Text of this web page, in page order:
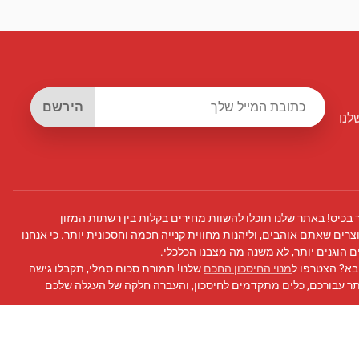
הירשם
בכיס! באתר שלנו תוכלו להשוות מחירים בקלות בין רשתות המזון
שאתם אוהבים, וליהנות מחווית קנייה חכמה וחסכונית יותר. כי אנחנו
הוגנים יותר, לא משנה מה מצבנו הכלכלי.
הצטרפו למנוי החיסכון החכם שלנו! תמורת סכום סמלי, תקבלו גישה
עבורכם, כלים מתקדמים לחיסכון, והעברה חלקה של העגלה שלכם